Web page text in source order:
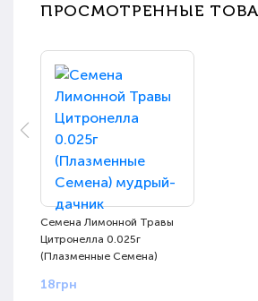
ПРОСМОТРЕННЫЕ
Семена Лимонной Травы
Цитронелла 0.025г
(Плазменные Семена)
18грн